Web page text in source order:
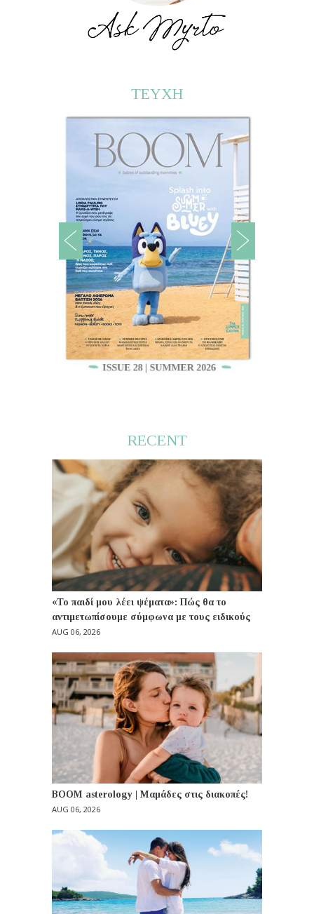
ΤΕΥΧΗ
RECENT
«Το παιδί μου λέει ψέματα»: Πώς θα το
αντιμετωπίσουμε σύμφωνα με τους ειδικούς
AUG 06, 2026
BOOM asterology | Μαμάδες στις διακοπές!
AUG 06, 2026